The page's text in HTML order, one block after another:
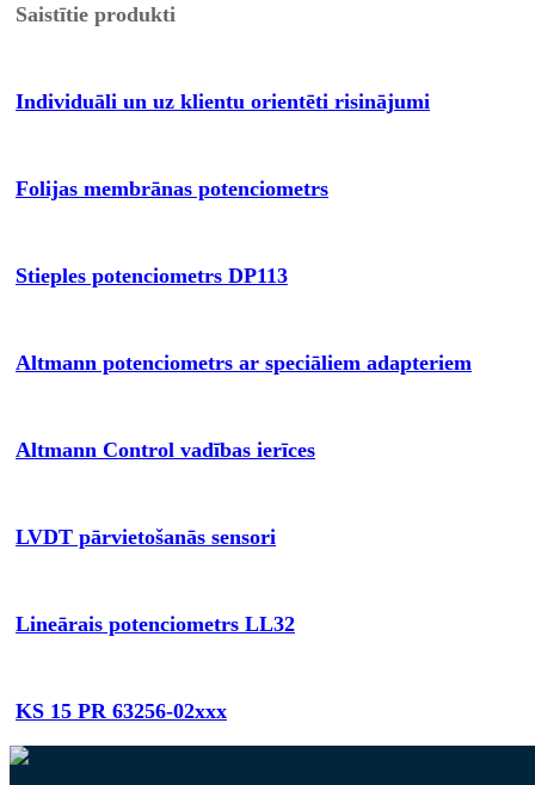
Saistītie produkti
Individuāli un uz klientu orientēti risinājumi
Folijas membrānas potenciometrs
Stieples potenciometrs DP113
Altmann potenciometrs ar speciāliem adapteriem
Altmann Control vadības ierīces
LVDT pārvietošanās sensori
Lineārais potenciometrs LL32
KS 15 PR 63256-02xxx